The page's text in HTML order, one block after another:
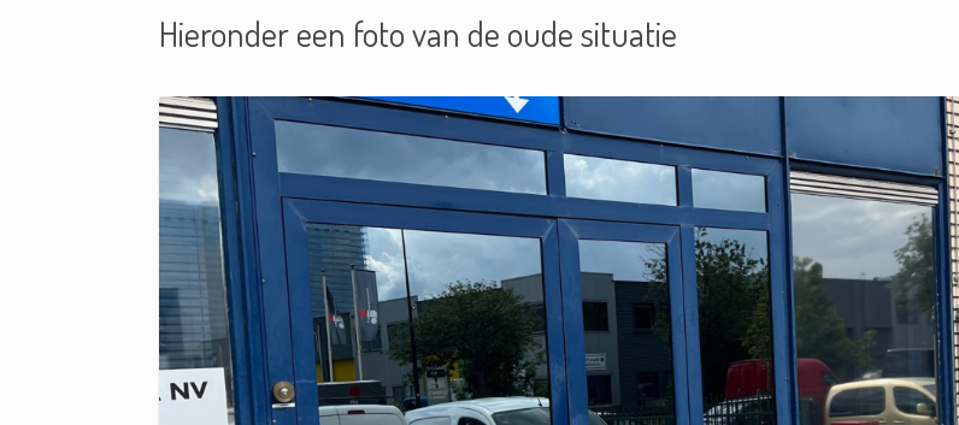
Hieronder een foto van de oude situatie